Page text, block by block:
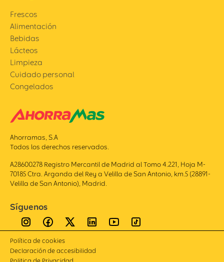
Frescos
Alimentación
Bebidas
Lácteos
Limpieza
Cuidado personal
Congelados
Ahorramas, S.A
Todos los derechos reservados.
A28600278 Registro Mercantil de Madrid al Tomo 4.221, Hoja M-
70185 Ctra. Arganda del Rey a Velilla de San Antonio, km.5 (28891-
Velilla de San Antonio), Madrid.
Síguenos
Política de cookies
Declaración de accesibilidad